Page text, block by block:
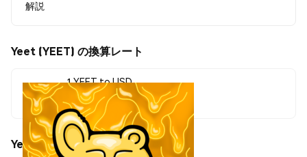
解説
Yeet (YEET) の換算レート
1 YEET to USD
$0.00004833
Yeet (YEET) の価格変動